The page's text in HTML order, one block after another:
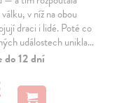
v níž na obou
draci i lidé. Poté co
událostech unikla…
do 12 dní